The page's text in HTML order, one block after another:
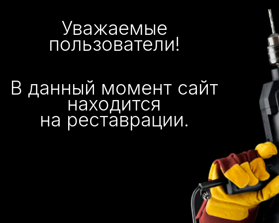
Уважаемые
пользователи!
В данный момент сайт
находится
на реставрации.